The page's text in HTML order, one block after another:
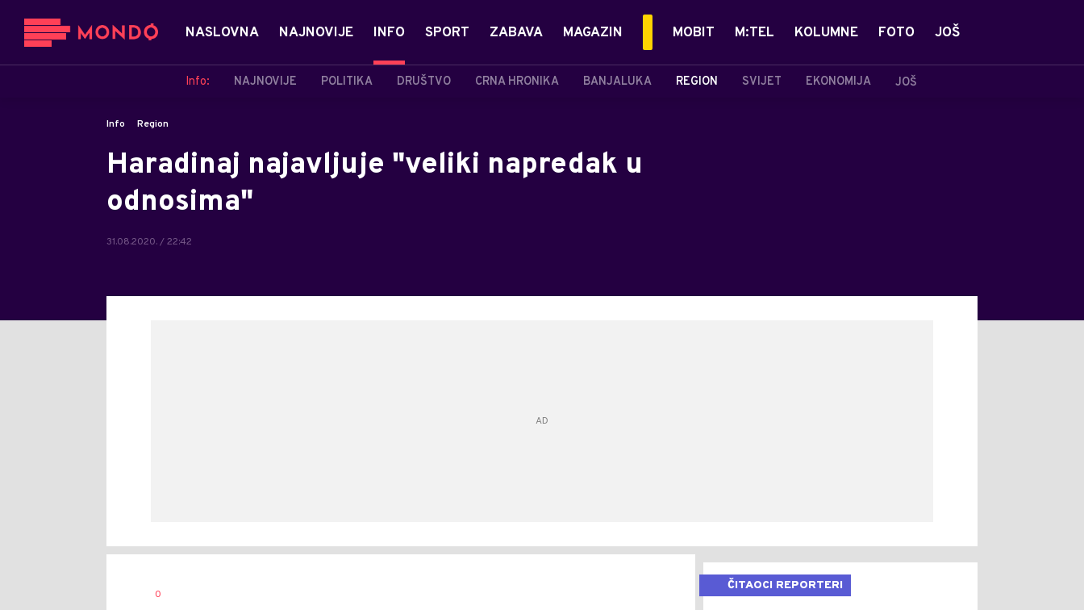
NASLOVNA NAJNOVIJE INFO
Info: NAJNOVIJE POLITIKA DRUŠTVO CRNA HRONIKA BANJALUKA REGION SVIJET EKONOMIJA JOŠ
SPORT ZABAVA MAGAZIN MOBIT M:TEL KOLUMNE FOTO JOŠ
Info Region
Haradinaj najavljuje "veliki napredak u
odnosima"
31.08.2020. / 22:42
AUTOR
0
ČITAOCI REPORTERI